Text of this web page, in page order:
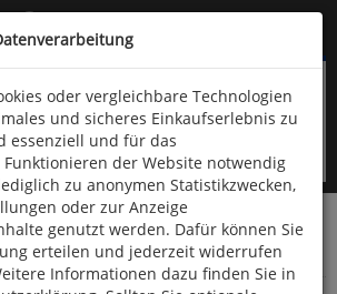
Seite überspringen
oder (06766) 9323-960
Downloads
Zeitschriften
oder vergleichbare Technologien
und sicheres Einkaufserlebnis zu
essenziell und für das
der Website notwendig
zu anonymen Statistikzwecken,
oder zur Anzeige
genutzt werden. Dafür können Sie
erteilen und jederzeit widerrufen
Informationen dazu finden Sie in